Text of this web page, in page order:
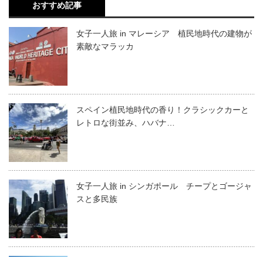
おすすめ記事
女子一人旅 in マレーシア 植民地時代の建物が
素敵なマラッカ
スペイン植民地時代の香り！クラシックカーと
レトロな街並み、ハバナ…
女子一人旅 in シンガポール チープとゴージャ
スと多民族